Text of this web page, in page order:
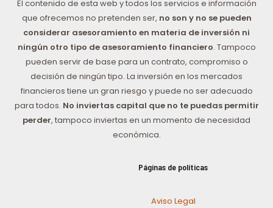
El contenido de esta web y todos los servicios e información
que ofrecemos no pretenden ser, no son y no se pueden
considerar asesoramiento en materia de inversión ni
ningún otro tipo de asesoramiento financiero. Tampoco
pueden servir de base para un contrato, compromiso o
decisión de ningún tipo. La inversión en los mercados
financieros tiene un gran riesgo y puede no ser adecuado
para todos. No inviertas capital que no te puedas permitir
perder, tampoco inviertas en un momento de necesidad
económica.
Páginas de políticas
Aviso Legal